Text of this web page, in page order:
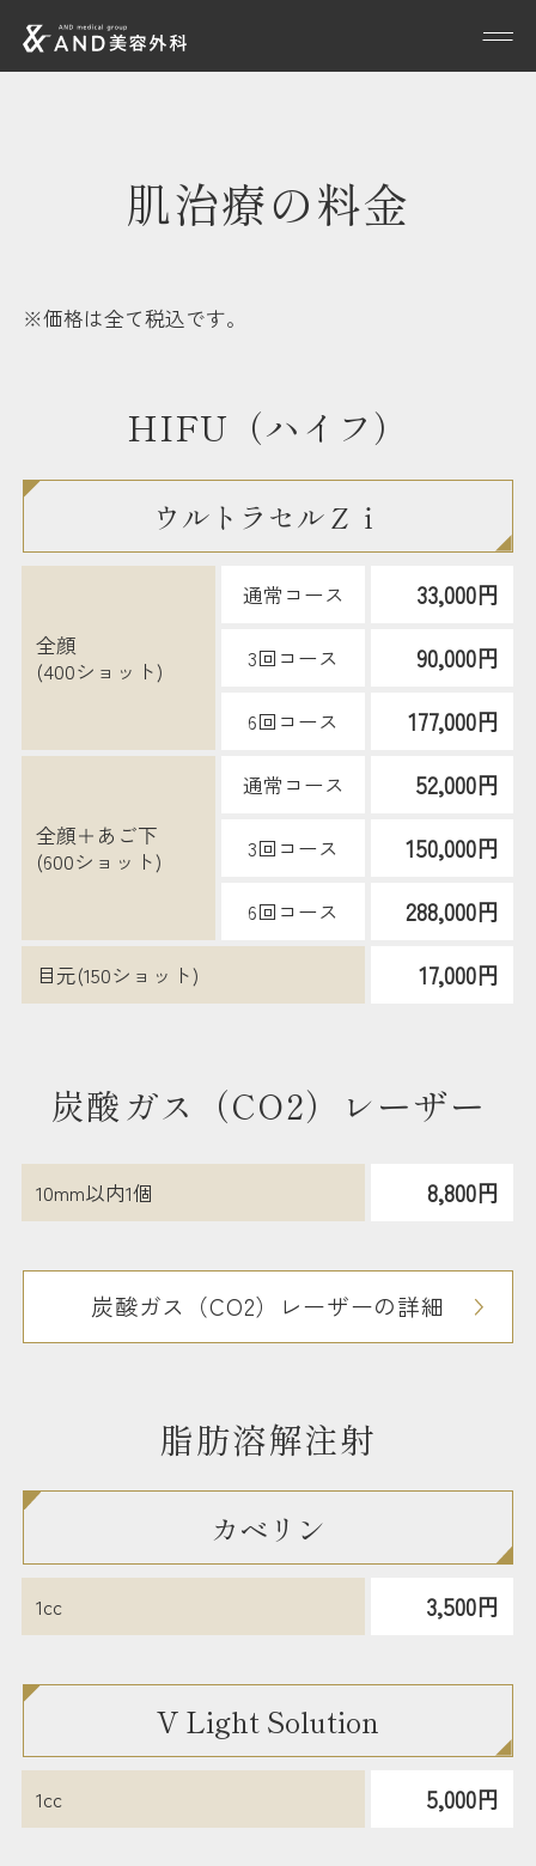
肌治療の料金
※価格は全て税込です。
HIFU（ハイフ）
ウルトラセルＺｉ
全顔
(400ショット)
通常コース 33,000円
3回コース 90,000円
6回コース 177,000円
全顔＋あご下
(600ショット)
通常コース 52,000円
3回コース 150,000円
6回コース 288,000円
目元(150ショット) 17,000円
炭酸ガス（CO2）レーザー
10mm以内1個 8,800円
炭酸ガス（CO2）レーザーの詳細
脂肪溶解注射
カベリン
1cc 3,500円
V Light Solution
1cc 5,000円